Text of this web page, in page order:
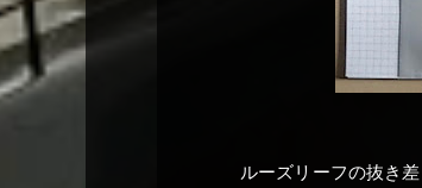
ルーズリーフの抜き